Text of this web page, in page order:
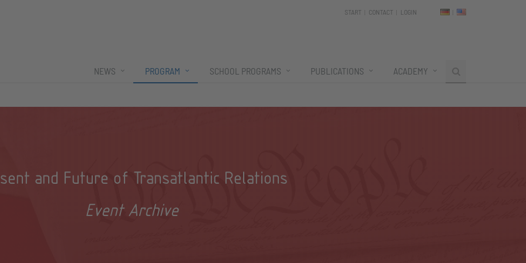
START CONTACT LOGIN
NEWS PROGRAM SCHOOL PROGRAMS PUBLICATIONS ACADEMY
and Future of Transatlantic Relations
Event Archive